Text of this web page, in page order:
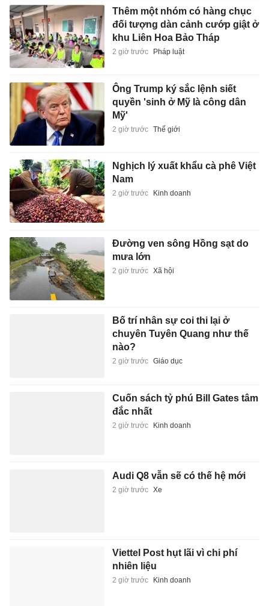
Thêm một nhóm có hàng chục
đối tượng dàn cảnh cướp giật ở
khu Liên Hoa Bảo Tháp
2 giờ trước Pháp luật
Ông Trump ký sắc lệnh siết
quyền 'sinh ở Mỹ là công dân
Mỹ'
2 giờ trước Thế giới
Nghịch lý xuất khẩu cà phê Việt
Nam
2 giờ trước Kinh doanh
Đường ven sông Hồng sạt do
mưa lớn
2 giờ trước Xã hội
Bố trí nhân sự coi thi lại ở
chuyên Tuyên Quang như thế
nào?
2 giờ trước Giáo dục
Cuốn sách tỷ phú Bill Gates tâm
đắc nhất
2 giờ trước Kinh doanh
Audi Q8 vẫn sẽ có thế hệ mới
2 giờ trước Xe
Viettel Post hụt lãi vì chi phí
nhiên liệu
2 giờ trước Kinh doanh